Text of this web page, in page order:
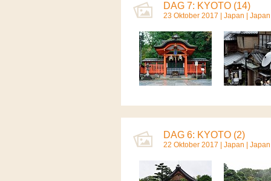
DAG 7: KYOTO (14)
23 Oktober 2017 | Japan Japan
DAG 6: KYOTO (2)
22 Oktober 2017 | Japan Japan